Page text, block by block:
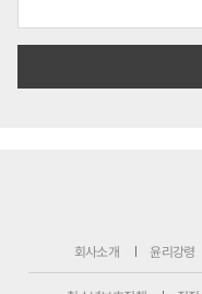
회사소개 윤리강령